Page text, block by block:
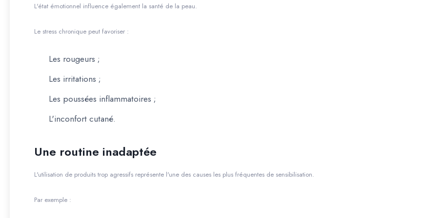
L'état émotionnel influence également la santé de la peau.
Le stress chronique peut favoriser :
Les rougeurs ;
Les irritations ;
Les poussées inflammatoires ;
L'inconfort cutané.
Une routine inadaptée
L'utilisation de produits trop agressifs représente l'une des causes les plus fréquentes de sensibilisation.
Par exemple :